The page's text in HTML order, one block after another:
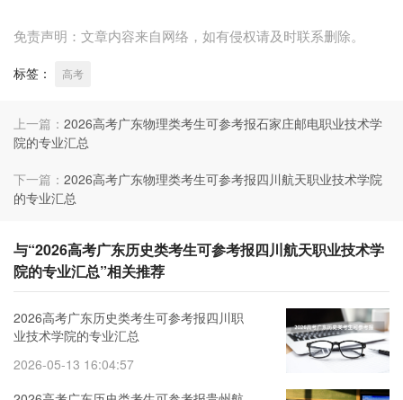
免责声明：文章内容来自网络，如有侵权请及时联系删除。
标签： 高考
上一篇： 2026高考广东物理类考生可参考报石家庄邮电职业技术学
院的专业汇总
下一篇： 2026高考广东物理类考生可参考报四川航天职业技术学院
的专业汇总
与“2026高考广东历史类考生可参考报四川航天职业技术学
院的专业汇总”相关推荐
2026高考广东历史类考生可参考报四川职
业技术学院的专业汇总
2026-05-13 16:04:57